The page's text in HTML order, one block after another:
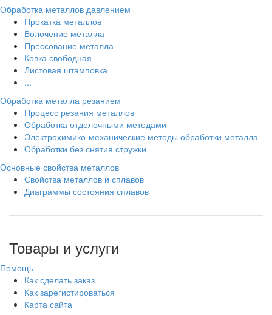
Обработка металлов давлением
Прокатка металлов
Волочение металла
Прессование металла
Ковка свободная
Листовая штамповка
...
Обработка металла резанием
Процесс резания металлов
Обработка отделочными методами
Электрохимико-механические методы обработки металла
Обработки без снятия стружки
Основные свойства металлов
Свойства металлов и сплавов
Диаграммы состояния сплавов
Товары и услуги
Помощь
Как сделать заказ
Как зарегистироваться
Карта сайта